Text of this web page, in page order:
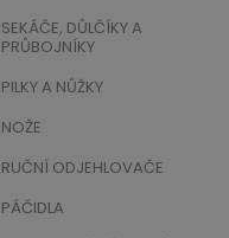
SEKÁČE, DŮLČÍKY A
PRŮBOJNÍKY
PILKY A NŮŽKY
NOŽE
RUČNÍ ODJEHLOVAČE
PÁČIDLA